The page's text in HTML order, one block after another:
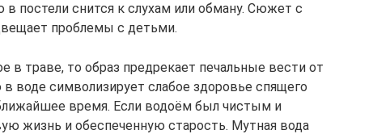
постели снится к слухам или обману. Сюжет с
проблемы с детьми.
в траве, то образ предрекает печальные вести от
воде символизирует слабое здоровье спящего
время. Если водоём был чистым и
жизнь и обеспеченную старость. Мутная вода